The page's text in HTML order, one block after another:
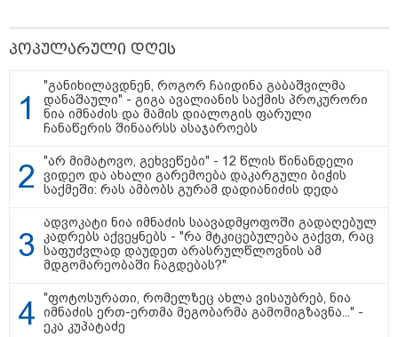
გაკეთდა" - "ნაციონალური
19:03 / 08-08-2026
"მკაცრად ვგმობთ ირაკლი
კობახიძის განცხადებას" -
"კოალიცია ცვლილებისთვის"
16:33 / 08-08-2026
"გიორგი ბარამიძემ რაღაც
არასწორად ჩამოაყალიბა,
მაგრამ ნამდვილად არ
ღალატზე დაფუძნებული
დიქტატურის მსახურებისგან" -
მიხეილ სააკაშვილი
პოპულარული დღეს
"განიხილავდნენ, როგორ ჩაიდინა გაბაშვილმა
დანაშაული" - გიგა ავალიანის საქმის პროკურორი
ნია იმნაძის და მამის დიალოგის ფარული
ჩანაწერის შინაარსს ასაჯაროებს
"არ მიმატოვო, გეხვეწები" - 12 წლის წინანდელი
ვიდეო და ახალი გარემოება დაკარგული ბიჭის
საქმეში: რას ამბობს გურამ დადიანიძის დედა
ადვოკატი ნია იმნაძის საავადმყოფოში გადაღებულ
კადრებს აქვეყნებს - "რა მტკიცებულება გაქვთ, რაც
საფუძვლად დაუდეთ არასრულწლოვნის ამ
მდგომარეობაში ჩაგდებას?"
"ფოტოსურათი, რომელზეც ახლა ვისაუბრებ, ნია
იმნაძის ერთ-ერთმა მეგობარმა გამომიგზავნა..." -
ეკა კუპატაძე